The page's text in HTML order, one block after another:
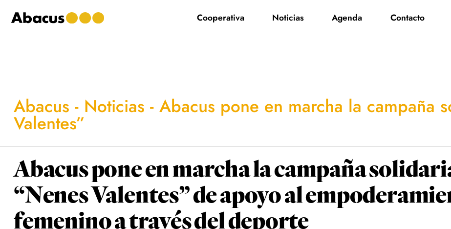
al
a
al
Cooperativa Noticias Agenda Contacto
Abacus - Noticias - Abacus pone en marcha la campaña
Valentes”
Abacus pone en marcha la campaña
“Nenes Valentes” de apoyo al
femenino a través del deporte